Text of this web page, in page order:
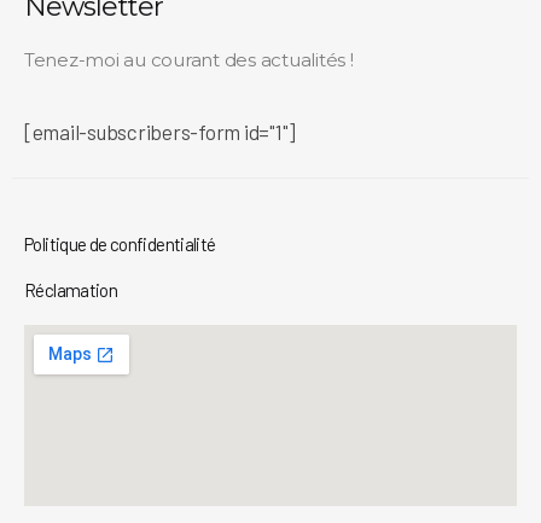
Newsletter
Tenez-moi au courant des actualités !
[email-subscribers-form id="1"]
Politique de confidentialité
Réclamation